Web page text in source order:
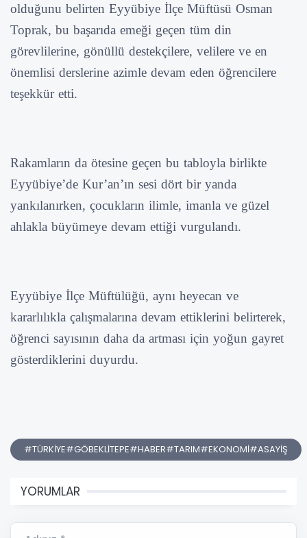
olduğunu belirten Eyyübiye İlçe Müftüsü Osman
Toprak, bu başarıda emeği geçen tüm din
görevlilerine, gönüllü destekçilere, velilere ve en
önemlisi derslerine azimle devam eden öğrencilere
teşekkür etti.
Rakamların da ötesine geçen bu tabloyla birlikte
Eyyübiye’de Kur’an’ın sesi dört bir yanda
yankılanırken, çocukların ilimle, imanla ve güzel
ahlakla büyümeye devam ettiği vurgulandı.
Eyyübiye İlçe Müftülüğü, aynı heyecan ve
kararlılıkla çalışmalarına devam ettiklerini belirterek,
öğrenci sayısının daha da artması için yoğun gayret
gösterdiklerini duyurdu.
#TÜRKİYE#GÖBEKLİTEPE#HABER#TARIM#EKONOMİ#ASAYİŞ
YORUMLAR